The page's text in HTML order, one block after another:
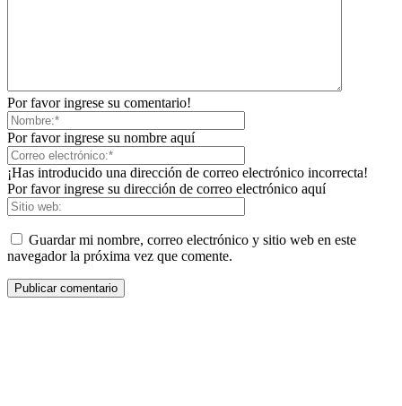
Por favor ingrese su comentario!
Por favor ingrese su nombre aquí
¡Has introducido una dirección de correo electrónico incorrecta!
Por favor ingrese su dirección de correo electrónico aquí
Guardar mi nombre, correo electrónico y sitio web en este
navegador la próxima vez que comente.